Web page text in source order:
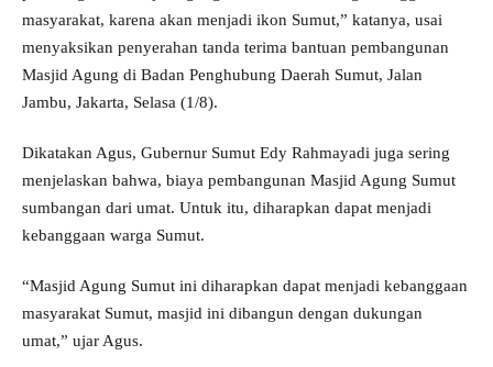
masyarakat, karena akan menjadi ikon Sumut,” katanya, usai
menyaksikan penyerahan tanda terima bantuan pembangunan
Masjid Agung di Badan Penghubung Daerah Sumut, Jalan
Jambu, Jakarta, Selasa (1/8).
Dikatakan Agus, Gubernur Sumut Edy Rahmayadi juga sering
menjelaskan bahwa, biaya pembangunan Masjid Agung Sumut
sumbangan dari umat. Untuk itu, diharapkan dapat menjadi
kebanggaan warga Sumut.
“Masjid Agung Sumut ini diharapkan dapat menjadi kebanggaan
masyarakat Sumut, masjid ini dibangun dengan dukungan
umat,” ujar Agus.